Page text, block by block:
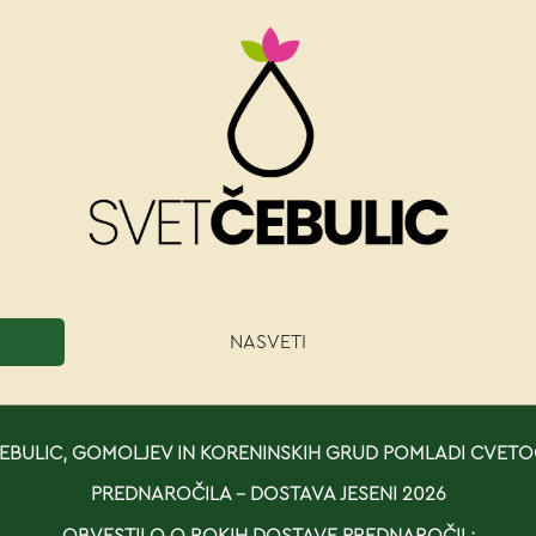
NASVETI
GOMOLJEV IN KORENINSKIH GRUD POMLADI
PREDNAROČILA - DOSTAVA JESENI 2026